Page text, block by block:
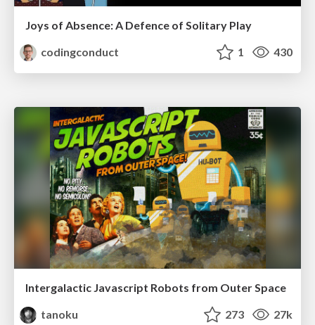
Joys of Absence: A Defence of Solitary Play
codingconduct
1 430
Intergalactic Javascript Robots from Outer Space
tanoku
273 27k